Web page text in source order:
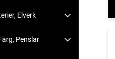
Elverk
Penslar